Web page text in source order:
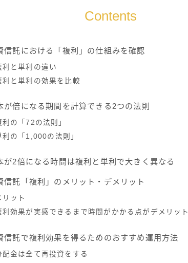
Contents
信託における「複利」の仕組みを確認
利と単利の違い
利と単利の効果を比較
が倍になる期間を計算できる2つの法則
利の「72の法則」
利の「1,000の法則」
が2倍になる時間は複利と単利で大きく異なる
信託「複利」のメリット・デメリット
リット
利効果が実感できるまで時間がかかる点がデメリット
信託で複利効果を得るためのおすすめ運用方法
配金は全て再投資をする